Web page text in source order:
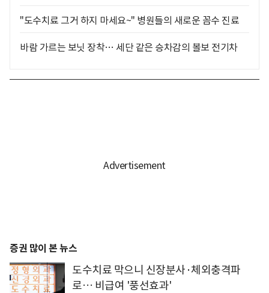
"도수치료 그거 하지 마세요~" 병원들의 새로운 꼼수 진료
바람 가르는 보닛 장착… 세단 같은 승차감의 볼보 전기차
증권 많이 본 뉴스
도수치료 막으니 신장분사·체외충격파
로… 비급여 '풍선효과'